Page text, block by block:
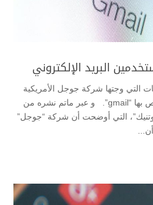
البريد الإلكتروني
التي وجتها شركة جوجل الأمريكية
لمستخدمي بريد إلكتروني الخاص بها “gmail”. و عبر ماتم نشره من
التي أوضحت أن شركة “جوجل”